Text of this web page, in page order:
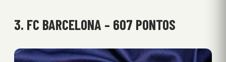
3. FC BARCELONA – 607 PONTOS